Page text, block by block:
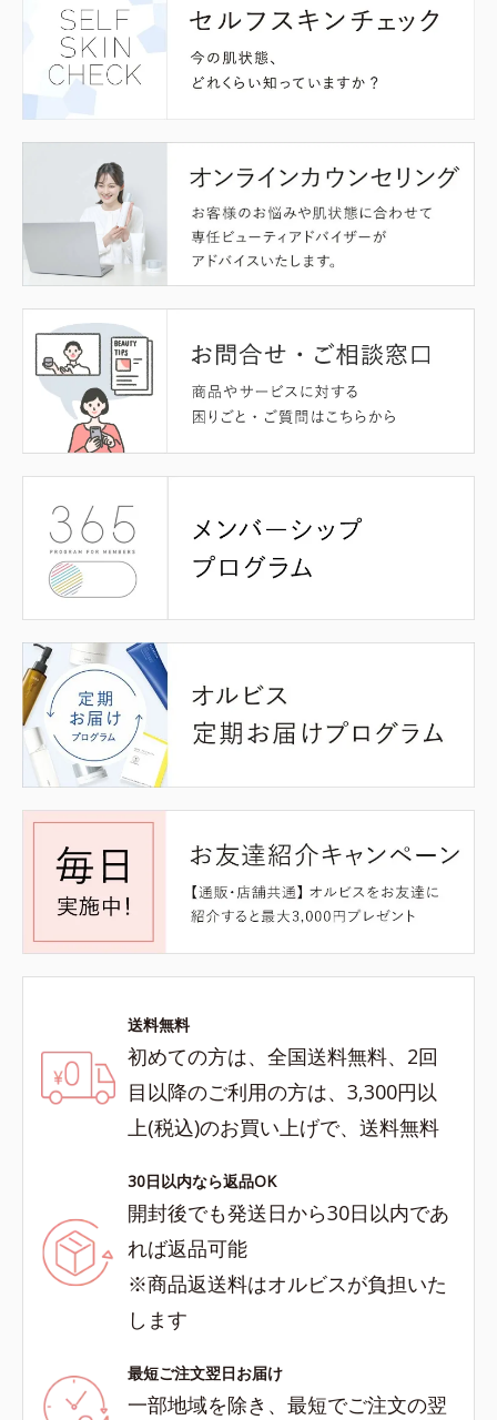
送料無料
初めての方は、全国送料無料、2回
目以降のご利用の方は、3,300円以
上(税込)のお買い上げで、送料無料
30日以内なら返品OK
開封後でも発送日から30日以内であ
れば返品可能
※商品返送料はオルビスが負担いた
します
最短ご注文翌日お届け
一部地域を除き、最短でご注文の翌